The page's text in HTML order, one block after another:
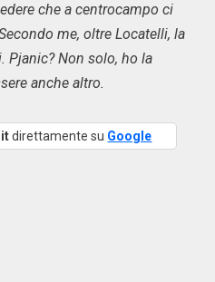
che a centrocampo ci
me, oltre Locatelli, la
Pjanic? Non solo, ho la
anche altro.
direttamente su Google